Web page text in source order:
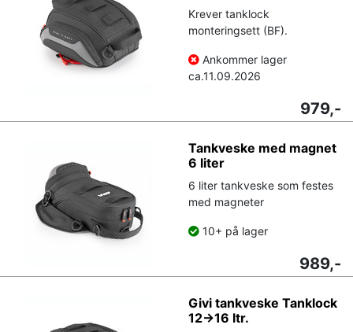
Krever tanklock
monteringsett (BF).
Ankommer lager
ca.11.09.2026
979,-
Tankveske med magnet
6 liter
6 liter tankveske som festes
med magneter
10+ på lager
989,-
Givi tankveske Tanklock
12->16 ltr.